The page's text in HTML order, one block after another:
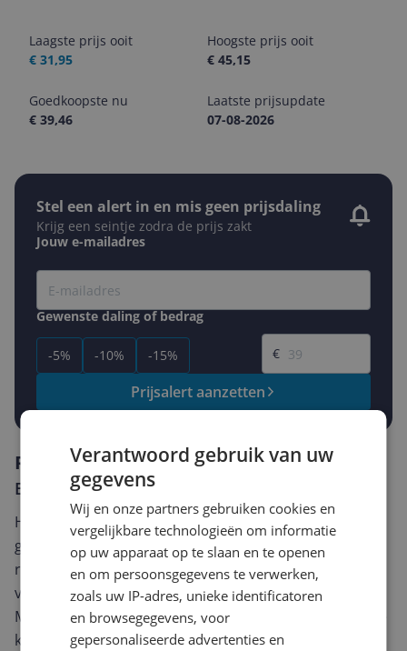
Laagste prijs ooit
€ 31,95
Hoogste prijs ooit
€ 45,15
Goedkoopste nu
€ 39,46
Laatste prijsupdate
07-08-2026
Stel een alert in en mis geen prijsdaling
Krijg een seintje zodra de prijs zakt
Jouw e-mailadres
Gewenste daling of bedrag
-5% -10% -15%
Gewenste prijs
€
Prijsalert aanzetten
Reviews
Er zijn nog geen reviews geschreven
Heb jij dit product in bezit en wil je graag je mening
geven? Start dan hieronder met het schrijven van je
review. Afhankelijk van de details duurt het schrijven
van een review gemiddeld tussen de 3 en 10 minuten.
Met jouw mening help je andere bezoekers een betere
keuze te maken én maak je iedere maand kans op
Verantwoord gebruik van uw
gegevens
Wij en onze partners gebruiken cookies en
vergelijkbare technologieën om informatie
op uw apparaat op te slaan en te openen
en om persoonsgegevens te verwerken,
zoals uw IP-adres, unieke identificatoren
en browsegegevens, voor
gepersonaliseerde advertenties en